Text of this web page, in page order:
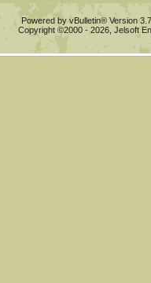
Powered by vBulletin® Version
Copyright ©2000 - 2026, Jelsoft